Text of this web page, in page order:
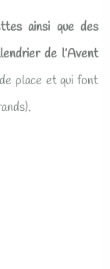
ainsi que des
de l’Avent
place et qui font